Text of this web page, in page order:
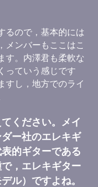
るので，基本的には
メンバーもここはこ
す。内澤君も柔軟な
っていう感じです
すし，地方でのライ
ください。メイ
ー社のエレキギ
的ギターである
，エレキギター
ル）ですよね。